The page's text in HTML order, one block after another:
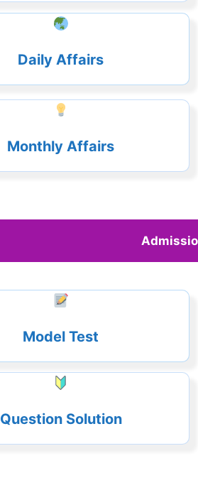
Daily Affairs
Monthly Affairs
Model Test
Question Solution